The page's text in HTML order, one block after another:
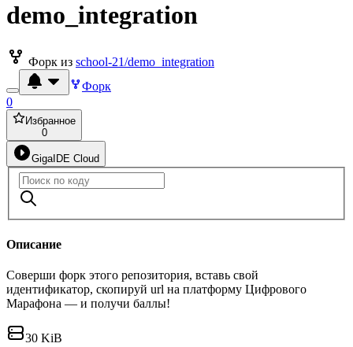
demo_integration
Форк из school-21/demo_integration
Форк
0
Избранное
0
GigaIDE Cloud
Описание
Соверши форк этого репозитория, вставь свой
идентификатор, скопируй url на платформу Цифрового
Марафона — и получи баллы!
30 KiB